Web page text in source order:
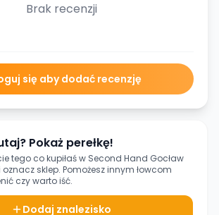
Brak recenzji
się aby dodać recenzję
Pokaż perełkę!
tego co kupiłaś w Second Hand Gocław
oznacz sklep. Pomożesz innym łowcom
czy warto iść.
Dodaj znalezisko